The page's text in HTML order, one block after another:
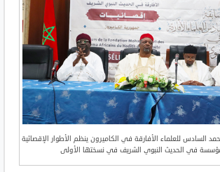
السادس للعلماء الأفارقة في الكاميرون ينظم الأطوار الإقصائية
في الحديث النبوي الشريف في نسختها الأولى